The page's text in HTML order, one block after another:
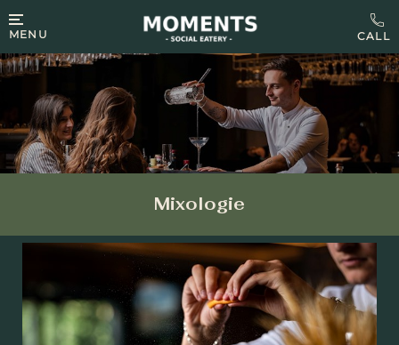
MENU
Mixologie